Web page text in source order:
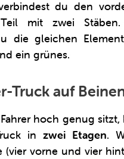
du den
mit zwei
die gleichen
ein grünes.
Truck auf
hoch genug
in zwei Etagen.
(vier vorne und vier